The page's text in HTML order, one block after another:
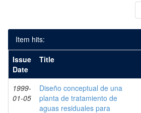
Item hits:
Issue
Date
Title
1999-
01-05
Diseño conceptual de una
planta de tratamiento de
aguas residuales para